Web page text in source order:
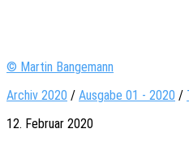
© Martin Bangemann
Archiv 2020 / Ausgabe 01 - 2020 /
12. Februar 2020